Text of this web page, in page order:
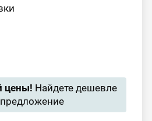
цены! Найдете дешевле